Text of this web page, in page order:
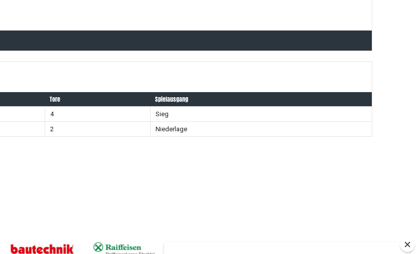
Tore Spielausgang
4
Sieg
2 Niederlage